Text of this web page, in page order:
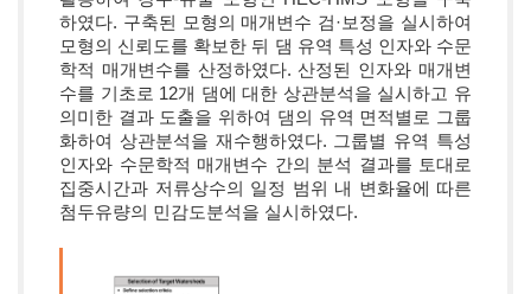
하였다. 구축된 모형의 매개변수 검·보정을 실시하여
모형의 신뢰도를 확보한 뒤 댐 유역 특성 인자와 수문
학적 매개변수를 산정하였다. 산정된 인자와 매개변
수를 기초로 12개 댐에 대한 상관분석을 실시하고 유
의미한 결과 도출을 위하여 댐의 유역 면적별로 그룹
화하여 상관분석을 재수행하였다. 그룹별 유역 특성
인자와 수문학적 매개변수 간의 분석 결과를 토대로
집중시간과 저류상수의 일정 범위 내 변화율에 따른
첨두유량의 민감도분석을 실시하였다.